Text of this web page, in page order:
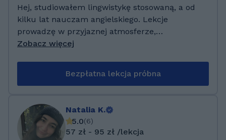
Hej, studiowałem lingwistykę stosowaną, a od
kilku lat nauczam angielskiego. Lekcje
prowadzę w przyjaznej atmosferze,
dopasowując je do Twoich celów językowych.
* Przygotowanie do egzaminu (ósmoklasisty,
Angielski ogólny — nauka słownictwa,
ćwiczenie wymowy i budowania poprawnych
zdań * Angielski dopasowany do Twoich
Zobacz więcej
Bezpłatna lekcja próbna
Natalia K.
5.0(6)
57 zł - 95 zł /lekcja